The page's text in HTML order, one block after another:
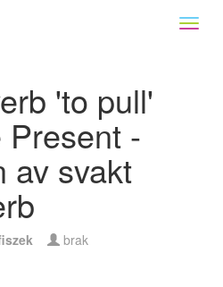
'to pull'
-
av svakt
brak